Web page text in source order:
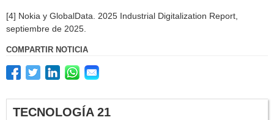
[4] Nokia y GlobalData. 2025 Industrial Digitalization Report,
septiembre de 2025.
COMPARTIR NOTICIA
TECNOLOGÍA 21